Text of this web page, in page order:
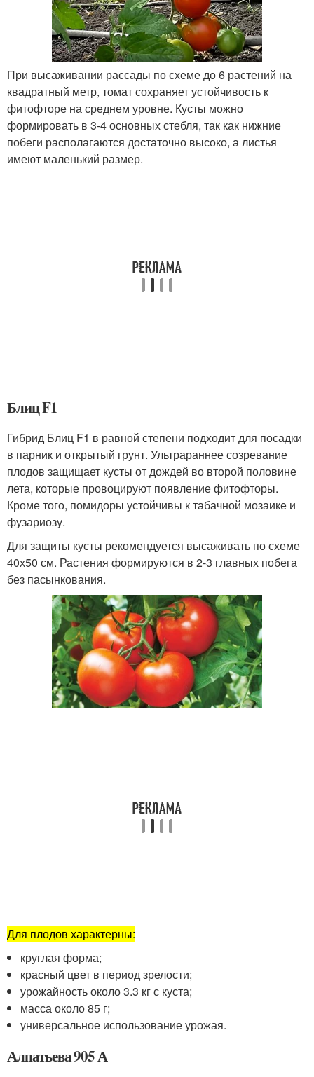
При высаживании рассады по схеме до 6 растений на
квадратный метр, томат сохраняет устойчивость к
фитофторе на среднем уровне. Кусты можно
формировать в 3-4 основных стебля, так как нижние
побеги располагаются достаточно высоко, а листья
имеют маленький размер.
Блиц F1
Гибрид Блиц F1 в равной степени подходит для посадки
в парник и открытый грунт. Ультрараннее созревание
плодов защищает кусты от дождей во второй половине
лета, которые провоцируют появление фитофторы.
Кроме того, помидоры устойчивы к табачной мозаике и
фузариозу.
Для защиты кусты рекомендуется высаживать по схеме
40х50 см. Растения формируются в 2-3 главных побега
без пасынкования.
Для плодов характерны:
круглая форма;
красный цвет в период зрелости;
урожайность около 3.3 кг с куста;
масса около 85 г;
универсальное использование урожая.
Алпатьева 905 А